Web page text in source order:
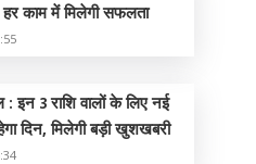
हर काम में मिलेगी सफलता
इन 3 राशि वालों के लिए नई
दिन, मिलेगी बड़ी खुशखबरी